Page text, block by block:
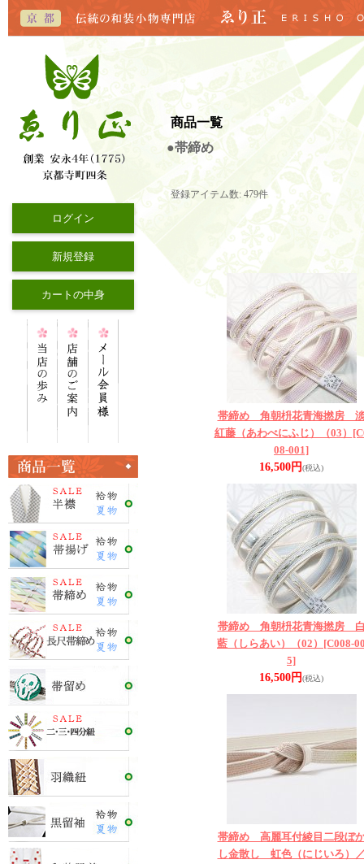
ログイン
新規登録
カートの中身
商品一覧
●帯締め
登録アイテム数: 479件
帯締め 角朝枡花青海撚房
紅藤（あわべにふじ）（03）
08-001]
16,500円(税込)
帯締め 角朝枡花青海撚房
藍（しらあい）（02） [C008-
5]
16,500円(税込)
帯締め 高麗耳付綾目二段ぼ
し金散し 虹色（にじいろ）